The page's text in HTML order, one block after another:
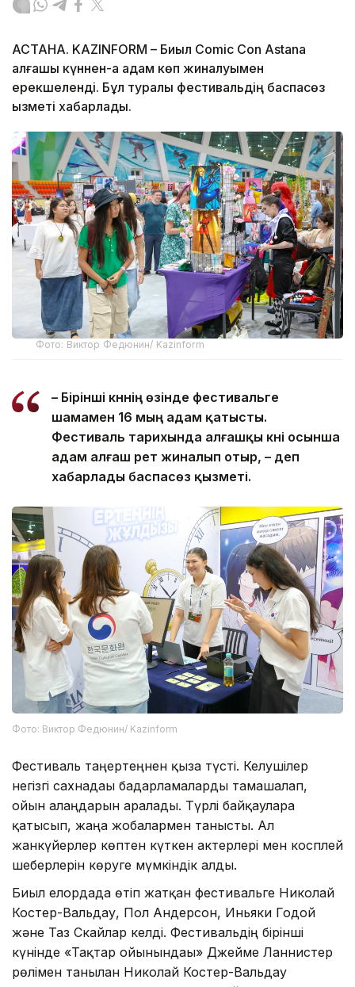
АСТАНА. KAZINFORM – Биыл Comic Con Astana
алғашқы күннен-ақ адам көп жиналуымен
ерекшеленді. Бұл туралы фестивальдің баспасөз
қызметі хабарлады.
Фото: Виктор Федюнин/ Kazinform
– Бірінші күннің өзінде фестивальге
шамамен 16 мың адам қатысты.
Фестиваль тарихында алғашқы күні осынша
адам алғаш рет жиналып отыр, – деп
хабарлады баспасөз қызметі.
Фото: Виктор Федюнин/ Kazinform
Фестиваль таңертеңнен қыза түсті. Келушілер
негізгі сахнадағы бағдарламаларды тамашалап,
ойын алаңдарын аралады. Түрлі байқауларға
қатысып, жаңа жобалармен танысты. Ал
жанкүйерлер көптен күткен актерлері мен косплей
шеберлерін көруге мүмкіндік алды.
Биыл елордада өтіп жатқан фестивальге Николай
Костер-Вальдау, Пол Андерсон, Иньяки Годой
және Таз Скайлар келді. Фестивальдің бірінші
күнінде «Тақтар ойынындағы» Джейме Ланнистер
рөлімен танылған Николай Костер-Вальдау